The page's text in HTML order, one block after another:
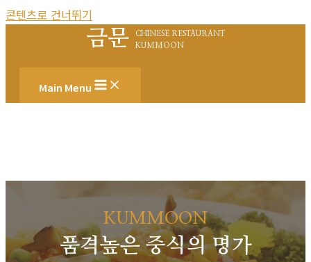
콘텐츠로 건너뛰기
금문
CHINESE RESTAURANT
KUMMOON
Main Menu
KUMMOON
품격높은 중식의 명가